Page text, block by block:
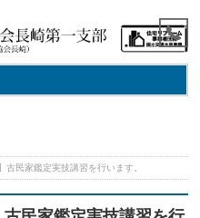
古民家鑑定実技講習を行います。